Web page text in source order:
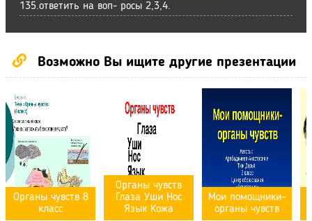
135.ответить на воп- росы 2,3,4.
Возможно Вы ищите другие презентации
Органы чувств 8
класс
Органы чувств
Глаза Уши Нос
Язык Кожа
Мои помощники-
органы чувств